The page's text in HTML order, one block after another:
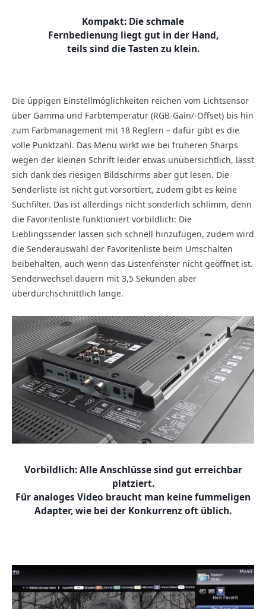
Kompakt: Die schmale
Fernbedienung liegt gut in der Hand,
teils sind die Tasten zu klein.
Die üppigen Einstellmöglichkeiten reichen vom Lichtsensor
über Gamma und Farbtemperatur (RGB-Gain/-Offset) bis hin
zum Farbmanagement mit 18 Reglern – dafür gibt es die
volle Punktzahl. Das Menü wirkt wie bei früheren Sharps
wegen der kleinen Schrift leider etwas unübersichtlich, lässt
sich dank des riesigen Bildschirms aber gut lesen. Die
Senderliste ist nicht gut vorsortiert, zudem gibt es keine
Suchfilter. Das ist allerdings nicht sonderlich schlimm, denn
die Favoritenliste funktioniert vorbildlich: Die
Lieblingssender lassen sich schnell hinzufügen, zudem wird
die Senderauswahl der Favoritenliste beim Umschalten
beibehalten, auch wenn das Listenfenster nicht geöffnet ist.
Senderwechsel dauern mit 3,5 Sekunden aber
überdurchschnittlich lange.
Vorbildlich: Alle Anschlüsse sind gut erreichbar
platziert.
Für analoges Video braucht man keine fummeligen
Adapter, wie bei der Konkurrenz oft üblich.